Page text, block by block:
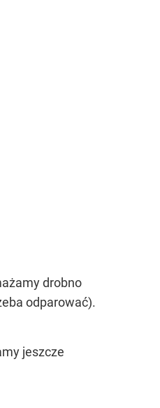
drobno
odparować).
jeszcze